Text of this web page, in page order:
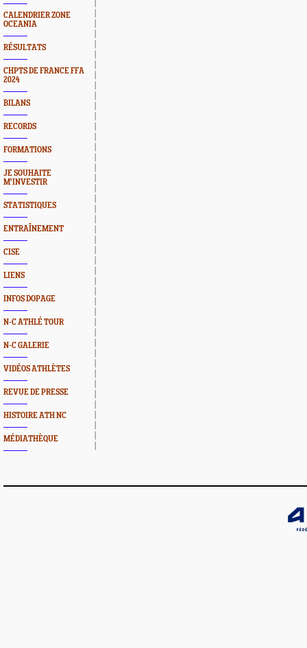
CALENDRIER ZONE
OCEANIA
RÉSULTATS
CHPTS DE FRANCE FFA
2024
BILANS
RECORDS
FORMATIONS
JE SOUHAITE
M'INVESTIR
STATISTIQUES
ENTRAÎNEMENT
CISE
LIENS
INFOS DOPAGE
N-C ATHLÉ TOUR
N-C GALERIE
VIDÉOS ATHLÈTES
REVUE DE PRESSE
HISTOIRE ATH NC
MÉDIATHÈQUE